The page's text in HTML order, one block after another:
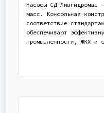
Насосы СД Ливгидромаш
масс. Консольная
соответствие
обеспечивают
промышленности, ЖКХ и